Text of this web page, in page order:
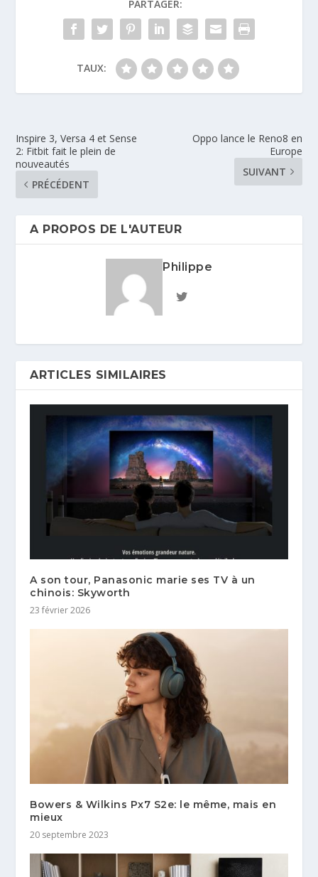
PARTAGER:
TAUX:
Inspire 3, Versa 4 et Sense
2: Fitbit fait le plein de
nouveautés
PRÉCÉDENT
Oppo lance le Reno8 en
Europe
SUIVANT
A PROPOS DE L'AUTEUR
Philippe
ARTICLES SIMILAIRES
A son tour, Panasonic marie ses TV à un
chinois: Skyworth
23 février 2026
Bowers & Wilkins Px7 S2e: le même, mais en
mieux
20 septembre 2023